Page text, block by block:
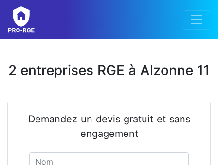
2 entreprises RGE à Alzonne 11
Demandez un devis gratuit et sans
engagement